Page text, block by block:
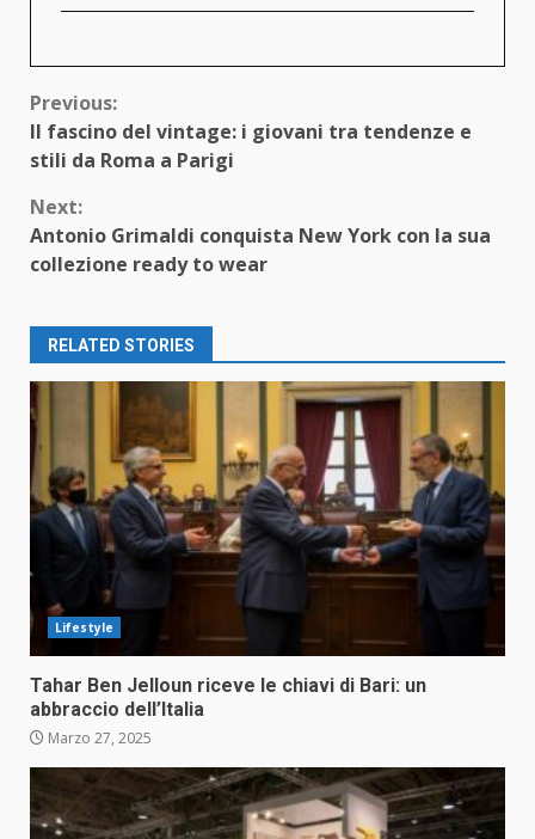
Continue
Reading
Previous:
Il fascino del vintage: i giovani tra tendenze e
stili da Roma a Parigi
Next:
Antonio Grimaldi conquista New York con la sua
collezione ready to wear
RELATED STORIES
Lifestyle
Tahar Ben Jelloun riceve le chiavi di Bari: un
abbraccio dell’Italia
Marzo 27, 2025